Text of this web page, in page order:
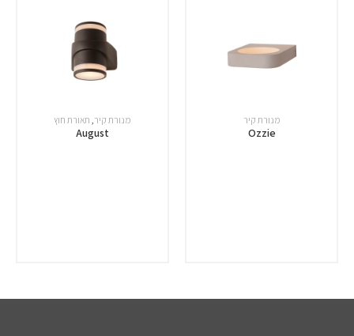
מנורת קיר
Ozzie
מנורת קיר תאורת חוץ
August